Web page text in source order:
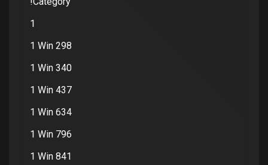
1
1 Win 298
1 Win 340
1 Win 437
1 Win 634
1 Win 796
1 Win 841